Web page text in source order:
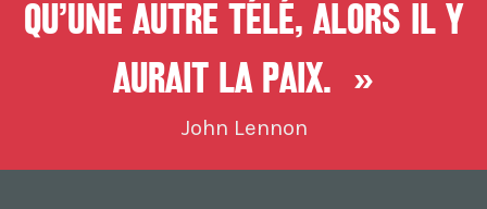
qu’une autre télé, alors il y
aurait la paix. »
John Lennon